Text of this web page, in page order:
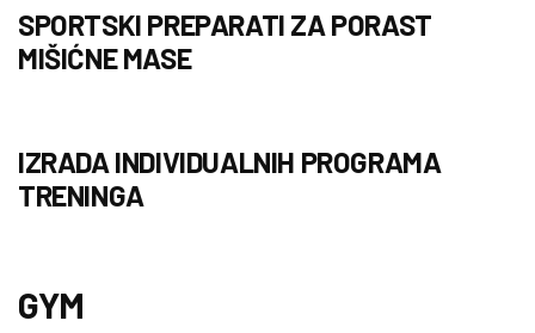
SPORTSKI PREPARATI ZA PORAST
MIŠIĆNE MASE
IZRADA INDIVIDUALNIH PROGRAMA
TRENINGA
GYM